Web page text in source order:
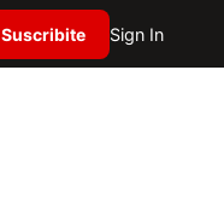
Suscribite Sign In